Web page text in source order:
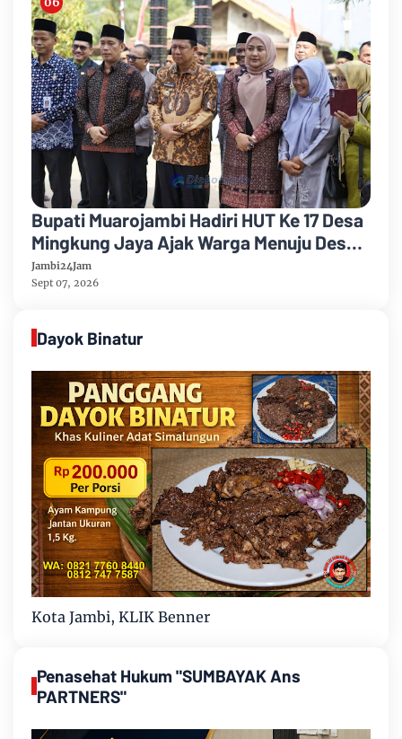
Bupati Muarojambi Hadiri HUT Ke 17 Desa
Mingkung Jaya Ajak Warga Menuju Desa
Mandiri 2026
Jambi24Jam
Sept 07, 2026
Dayok Binatur
Kota Jambi, KLIK Benner
Penasehat Hukum "SUMBAYAK Ans
PARTNERS"